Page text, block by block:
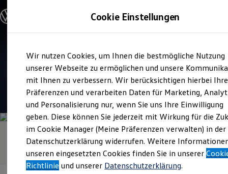
Hauptinhalt
springen
Footer
springen
Modelle & Konfigurator
Nutzfahrzeugkategorien entdecken
Modelle konfigurieren
Vorgängermodelle und Oldtimer
Vorgängermodelle
Oldtimer
Bulli Historie
Branchenlösungen & Gewerbekunden
Umbaulösungen und Hersteller finden
Auf- und Umbauten entdecken & konfigurieren
Groß- und Sonderkunden
Großkunden
Kommunen & Behörden
Journalisten
Sportvereine
Branchenlösungen
Verkauf und Service
Autohaus Schmidt
4.8| 68 Bewertungen
Cookie Einstellungen
Wir nutzen Cookies, um Ihnen die bestmögliche Nutzung
unserer Webseite zu ermöglichen und unsere
mit Ihnen zu verbessern. Wir berücksichtigen hierbei Ihre
Präferenzen und verarbeiten Daten für Marketing,
und Personalisierung nur, wenn Sie uns Ihre Einwilligung
geben. Diese können Sie jederzeit mit Wirkung für die
im Cookie Manager (Meine Präferenzen verwalten) in der
Datenschutzerklärung widerrufen. Weitere
unseren eingesetzten Cookies finden Sie in unserer
Richtlinie und unserer Datenschutzerklärung.